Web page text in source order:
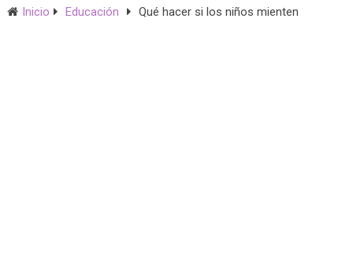
Inicio Educación Qué hacer si los niños mienten